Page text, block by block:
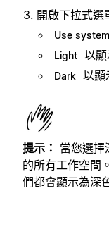
開啟下拉式選
Use
Light 以顯
Dark 以顯
提示： 當您選擇
的所有工作空間
們都會顯示為深